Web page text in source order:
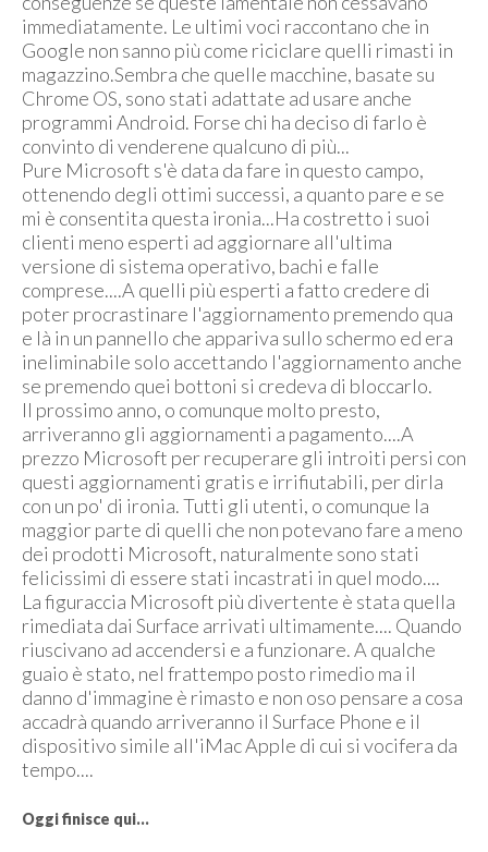
immediatamente. Le ultimi voci raccontano che in
Google non sanno più come riciclare quelli rimasti in
magazzino.Sembra che quelle macchine, basate su
Chrome OS, sono stati adattate ad usare anche
programmi Android. Forse chi ha deciso di farlo è
convinto di venderene qualcuno di più...
Pure Microsoft s'è data da fare in questo campo,
ottenendo degli ottimi successi, a quanto pare e se
mi è consentita questa ironia...Ha costretto i suoi
clienti meno esperti ad aggiornare all'ultima
versione di sistema operativo, bachi e falle
comprese....A quelli più esperti a fatto credere di
poter procrastinare l'aggiornamento premendo qua
e là in un pannello che appariva sullo schermo ed era
ineliminabile solo accettando l'aggiornamento anche
se premendo quei bottoni si credeva di bloccarlo.
Il prossimo anno, o comunque molto presto,
arriveranno gli aggiornamenti a pagamento....A
prezzo Microsoft per recuperare gli introiti persi con
questi aggiornamenti gratis e irrifiutabili, per dirla
con un po' di ironia. Tutti gli utenti, o comunque la
maggior parte di quelli che non potevano fare a meno
dei prodotti Microsoft, naturalmente sono stati
felicissimi di essere stati incastrati in quel modo....
La figuraccia Microsoft più divertente è stata quella
rimediata dai Surface arrivati ultimamente.... Quando
riuscivano ad accendersi e a funzionare. A qualche
guaio è stato, nel frattempo posto rimedio ma il
danno d'immagine è rimasto e non oso pensare a cosa
accadrà quando arriveranno il Surface Phone e il
dispositivo simile all'iMac Apple di cui si vocifera da
tempo....
Oggi finisce qui...